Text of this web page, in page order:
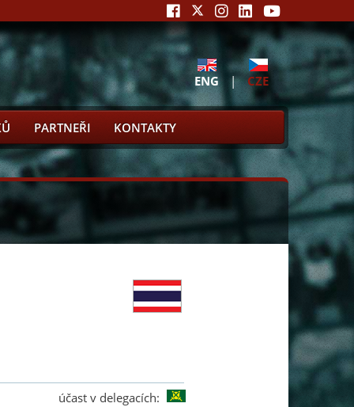
ENG | CZE
PARTNEŘI KONTAKTY
účast v delegacích: